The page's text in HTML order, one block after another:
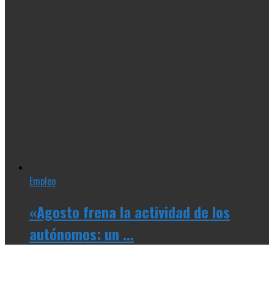
Empleo
«Agosto frena la actividad de los
autónomos: un ...